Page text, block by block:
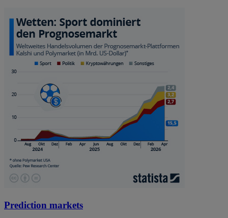
Prediction markets